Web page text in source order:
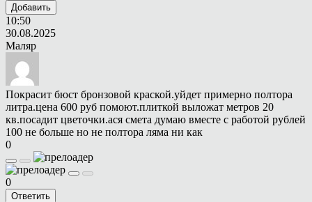
Добавить
10:50
30.08.2025
Маляр
Покрасит бюст бронзовой краской.уйдет примерно полтора
литра.цена 600 руб помоют.плиткой выложат метров 20
кв.посадит цветочки.ася смета думаю вместе с работой рублей
100 не больше но не полтора ляма ни как
0
0
Ответить